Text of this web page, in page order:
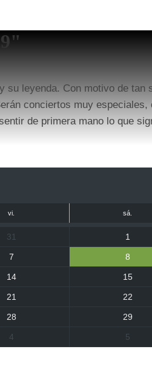
leyenda. Con motivo de tan
conciertos muy
de primera mano lo que
vi. sá.
31 1
7 8
14 15
21 22
28 29
4 5